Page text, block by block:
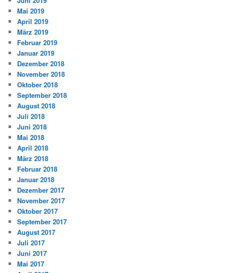
Mai 2019
April 2019
März 2019
Februar 2019
Januar 2019
Dezember 2018
November 2018
Oktober 2018
September 2018
August 2018
Juli 2018
Juni 2018
Mai 2018
April 2018
März 2018
Februar 2018
Januar 2018
Dezember 2017
November 2017
Oktober 2017
September 2017
August 2017
Juli 2017
Juni 2017
Mai 2017